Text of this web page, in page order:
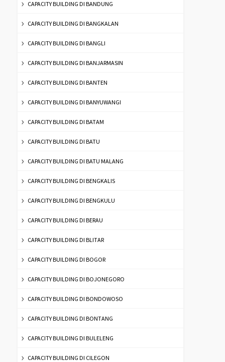
CAPACITY BUILDING DI BANDUNG
CAPACITY BUILDING DI BANGKALAN
CAPACITY BUILDING DI BANGLI
CAPACITY BUILDING DI BANJARMASIN
CAPACITY BUILDING DI BANTEN
CAPACITY BUILDING DI BANYUWANGI
CAPACITY BUILDING DI BATAM
CAPACITY BUILDING DI BATU
CAPACITY BUILDING DI BATU MALANG
CAPACITY BUILDING DI BENGKALIS
CAPACITY BUILDING DI BENGKULU
CAPACITY BUILDING DI BERAU
CAPACITY BUILDING DI BLITAR
CAPACITY BUILDING DI BOGOR
CAPACITY BUILDING DI BOJONEGORO
CAPACITY BUILDING DI BONDOWOSO
CAPACITY BUILDING DI BONTANG
CAPACITY BUILDING DI BULELENG
CAPACITY BUILDING DI CILEGON